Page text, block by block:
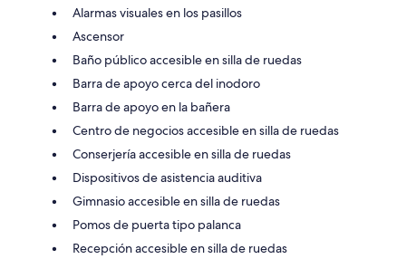
Alarmas visuales en los pasillos
Ascensor
Baño público accesible en silla de ruedas
Barra de apoyo cerca del inodoro
Barra de apoyo en la bañera
Centro de negocios accesible en silla de ruedas
Conserjería accesible en silla de ruedas
Dispositivos de asistencia auditiva
Gimnasio accesible en silla de ruedas
Pomos de puerta tipo palanca
Recepción accesible en silla de ruedas